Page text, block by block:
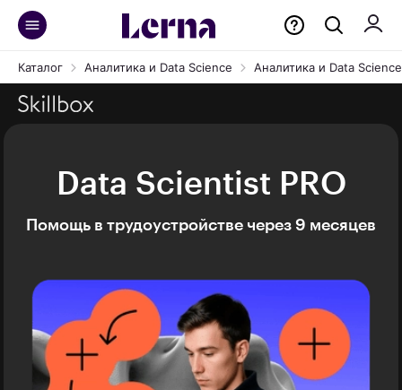
Каталог Аналитика и Data Science Аналитика и Data
Data Scientist PRO
Помощь в трудоустройстве через 9 месяцев